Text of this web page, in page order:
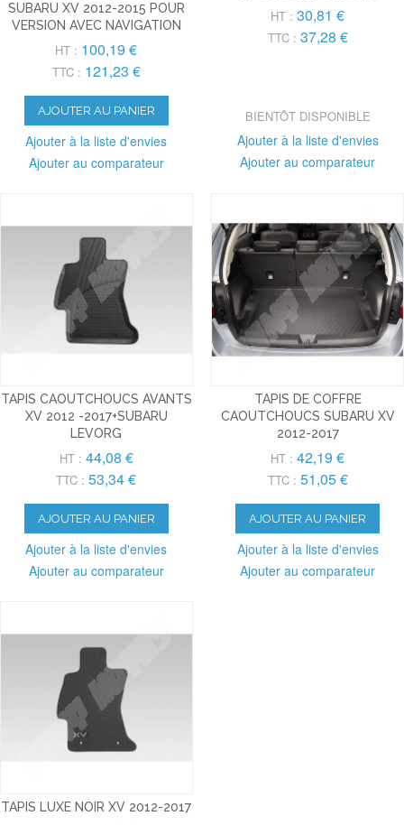
SUBARU XV 2012-2015 POUR
VERSION AVEC NAVIGATION
HT : 100,19 €
TTC : 121,23 €
AJOUTER AU PANIER
Ajouter à la liste d'envies
Ajouter au comparateur
HT : 30,81 €
TTC : 37,28 €
BIENTÔT DISPONIBLE
Ajouter à la liste d'envies
Ajouter au comparateur
TAPIS CAOUTCHOUCS AVANTS
XV 2012 -2017+SUBARU
LEVORG
HT : 44,08 €
TTC : 53,34 €
AJOUTER AU PANIER
Ajouter à la liste d'envies
Ajouter au comparateur
TAPIS DE COFFRE
CAOUTCHOUCS SUBARU XV
2012-2017
HT : 42,19 €
TTC : 51,05 €
AJOUTER AU PANIER
Ajouter à la liste d'envies
Ajouter au comparateur
TAPIS LUXE NOIR XV 2012-2017